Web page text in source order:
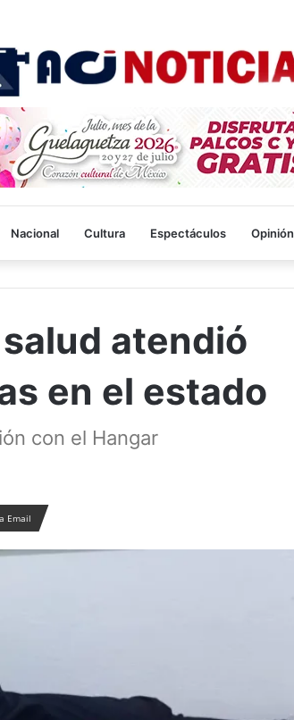
Nacional Cultura Espectáculos Opinión
atendió
en el estado
con el Hangar
Email